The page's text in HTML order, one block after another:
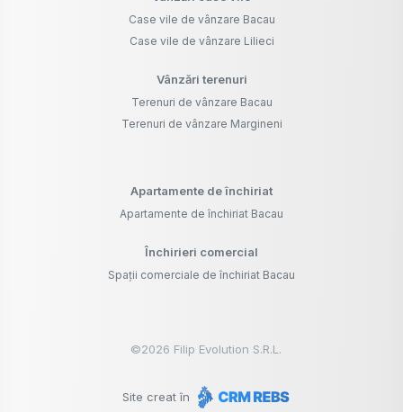
Case vile de vânzare Bacau
Case vile de vânzare Lilieci
Vânzări terenuri
Terenuri de vânzare Bacau
Terenuri de vânzare Margineni
Apartamente de închiriat
Apartamente de închiriat Bacau
Închirieri comercial
Spații comerciale de închiriat Bacau
©2026 Filip Evolution S.R.L.
Site creat în